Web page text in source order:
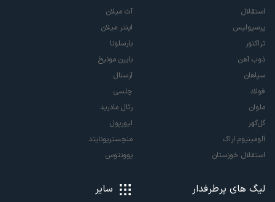
استقلال
پرسپولیس
تراکتور
ذوب آهن
سپاهان
فولاد
ملوان
گل‌گهر
آلومینیوم اراک
استقلال خوزستان
آث میلان
اینتر میلان
بارسلونا
بایرن مونیخ
آرسنال
چلسی
رئال مادرید
لیورپول
منچستریونایتد
یوونتوس
لیگ های پرطرفدار سایر